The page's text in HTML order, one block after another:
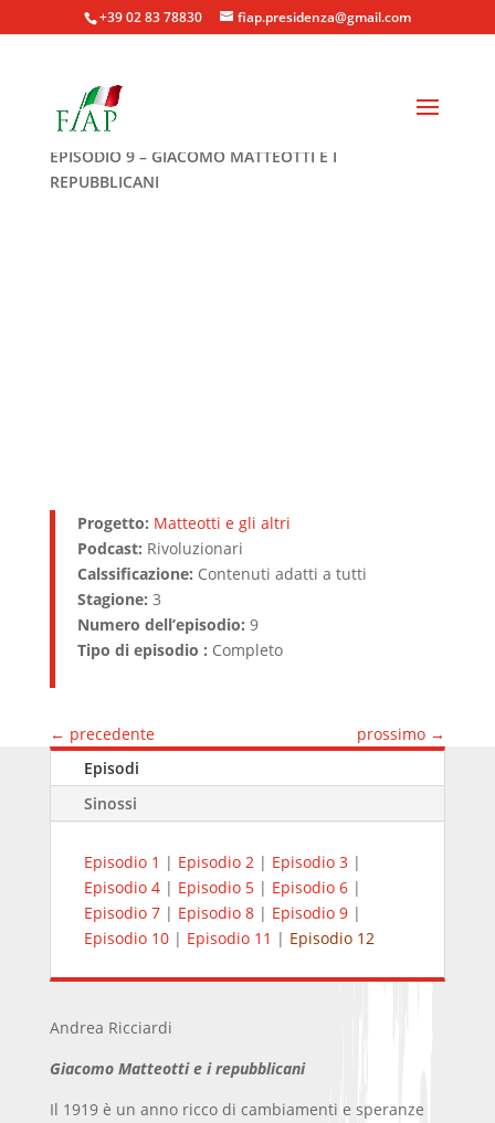
+39 02 83 78830 fiap.presidenza@gmail.com
EPISODIO 9 – GIACOMO MATTEOTTI E I
REPUBBLICANI
Progetto: Matteotti e gli altri
Podcast: Rivoluzionari
Calssificazione: Contenuti adatti a tutti
Stagione: 3
Numero dell’episodio: 9
Tipo di episodio : Completo
← precedente prossimo →
Episodi
Sinossi
Episodio 1 | Episodio 2| Episodio 3|
Episodio 4| Episodio 5| Episodio 6|
Episodio 7| Episodio 8| Episodio 9|
Episodio 10| Episodio 11 | Episodio 12
Andrea Ricciardi
Giacomo Matteotti e i repubblicani
Il 1919 è un anno ricco di cambiamenti e speranze